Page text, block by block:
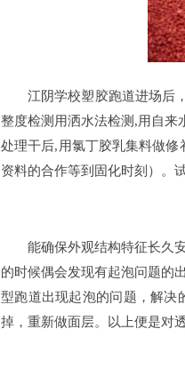
江阴学校塑胶跑道进场后，
整度检测用洒水法检测,用自来
处理干后,用氯丁胶乳集料做
资料的合作等到固化时刻）。
能确保外观结构特征长久安
的时候偶会发现有起泡问题的
型跑道出现起泡的问题，解决
掉，重新做面层。以上便是对